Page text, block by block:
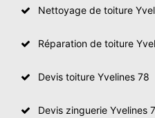
Nettoyage de toiture
Réparation de toiture
Devis toiture Yvelines 78
Devis zinguerie Yvelines